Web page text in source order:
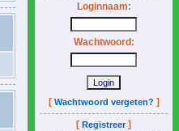
Loginnaam:
Wachtwoord:
[ Wachtwoord vergeten? ]
[ Registreer]